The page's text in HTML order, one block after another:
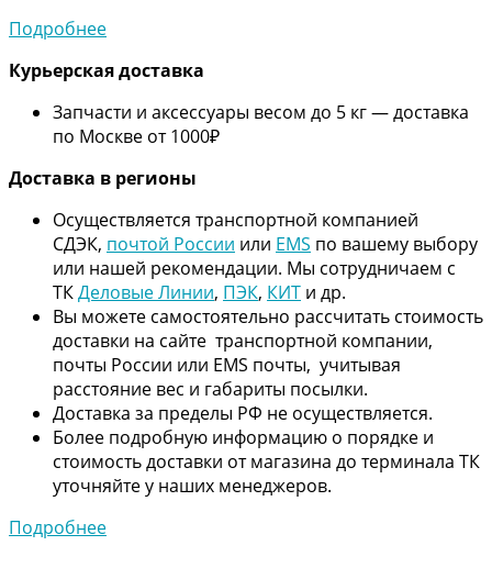
Подробнее
Курьерская доставка
Запчасти и аксессуары весом до 5 кг — доставка
по Москве от 1000₽
Доставка в регионы
Осуществляется транспортной компанией
СДЭК, почтой России или EMS по вашему выбору
или нашей рекомендации. Мы сотрудничаем с
ТКДеловые Линии, ПЭК, КИТ и др.
Вы можете самостоятельно рассчитать стоимость
доставки на сайте транспортной компании,
почты России или EMS почты, учитывая
расстояние вес и габариты посылки.
Доставка за пределы РФ не осуществляется.
Более подробную информацию о порядке и
стоимость доставки от магазина до терминала ТК
уточняйте у наших менеджеров.
Подробнее